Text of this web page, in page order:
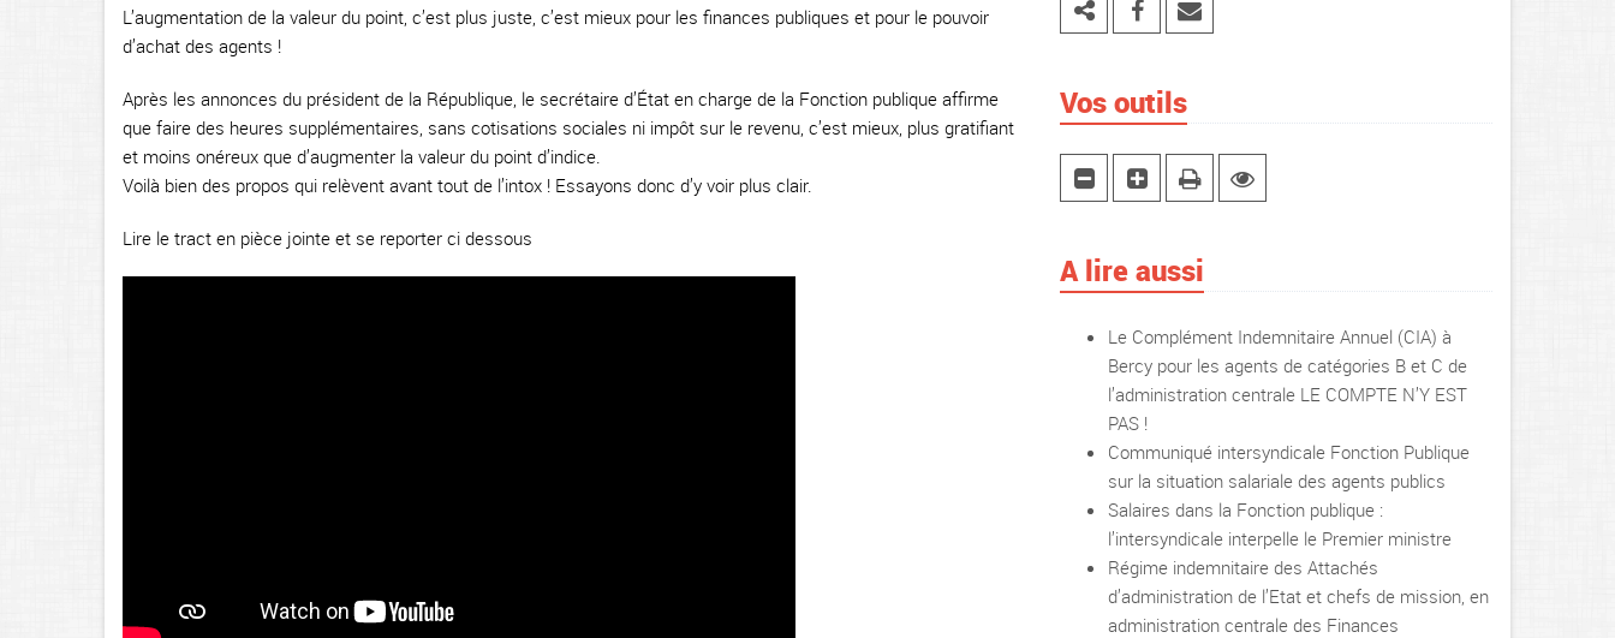
L’augmentation de la valeur du point, c’est plus juste, c’est mieux pour les finances publiques et pour le pouvoir
d’achat des agents !
Après les annonces du président de la République, le secrétaire d’État en charge de la Fonction publique affirme
que faire des heures supplémentaires, sans cotisations sociales ni impôt sur le revenu, c’est mieux, plus gratifiant
et moins onéreux que d’augmenter la valeur du point d’indice.
Voilà bien des propos qui relèvent avant tout de l’intox ! Essayons donc d’y voir plus clair.
Lire le tract en pièce jointe et se reporter ci dessous
Vos outils
A lire aussi
Le Complément Indemnitaire Annuel (CIA) à
Bercy pour les agents de catégories B et C de
l’administration centrale LE COMPTE N’Y EST
PAS !
Communiqué intersyndicale Fonction Publique
sur la situation salariale des agents publics
Salaires dans la Fonction publique :
l’intersyndicale interpelle le Premier ministre
Régime indemnitaire des Attachés
d’administration de l’Etat et chefs de mission, en
administration centrale des Finances